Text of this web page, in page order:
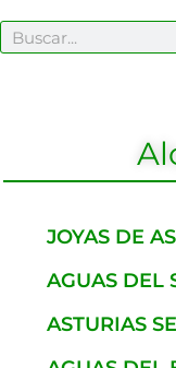
Buscar
JOYAS DE
AGUAS DEL
ASTURIAS